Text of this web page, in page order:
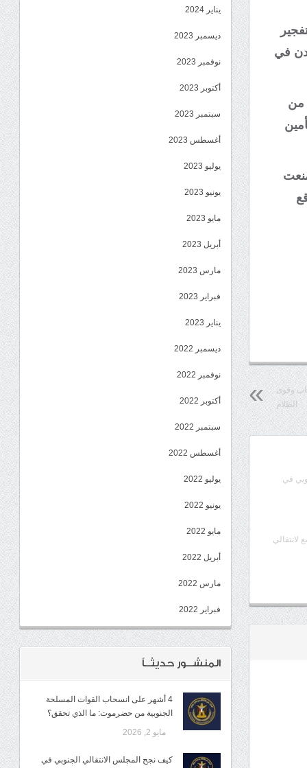
في
من
وقوى
الظلام
في
لانتقالي
يناير 2024
ديسمبر 2023
نوفمبر 2023
أكتوبر 2023
سبتمبر 2023
أغسطس 2023
يوليو 2023
يونيو 2023
مايو 2023
أبريل 2023
مارس 2023
فبراير 2023
يناير 2023
ديسمبر 2022
نوفمبر 2022
أكتوبر 2022
سبتمبر 2022
أغسطس 2022
يوليو 2022
يونيو 2022
مايو 2022
أبريل 2022
مارس 2022
فبراير 2022
المنشــور حديثــاً
4 أشهر على انسحاب القوات المسلحة
الجنوبية من حضرموت: ما الذي تحقق؟
مايو 2, 2026
كيف نجح المجلس الانتقالي الجنوبي في